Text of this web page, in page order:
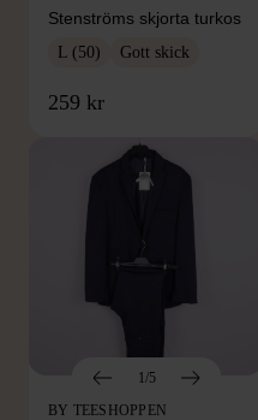
Stenströms skjorta turkos
L (50) Gott skick
259 kr
1/5
BY TEESHOPPEN